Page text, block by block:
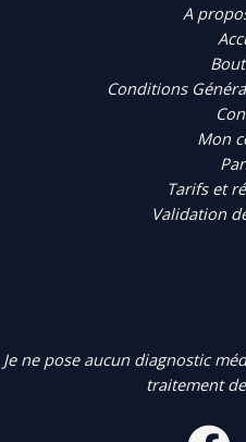
A
Conditions
Mon
Tarifs et
Validation
Je ne pose aucun diagnostic
traitement